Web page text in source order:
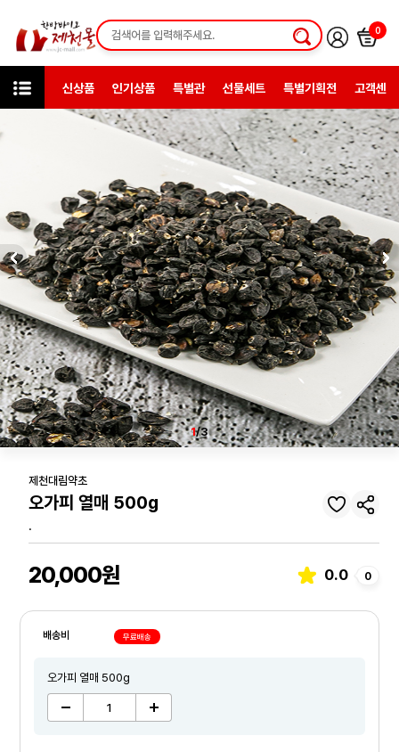
0
신상품 인기상품 특별관 선물세트 특별기획전 고객센터
1/3
제천대림약초
오가피 열매 500g
.
20,000원 0.0 0
배송비 무료배송
오가피 열매 500g